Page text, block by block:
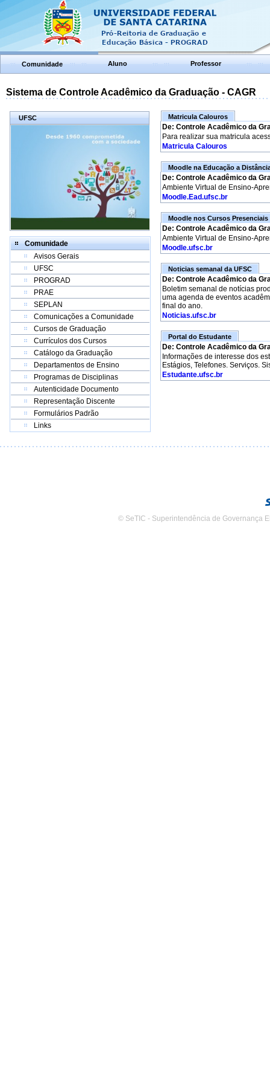
Comunidade Aluno Professor
Sistema de Controle Acadêmico da Graduação - CAGR
UFSC
Comunidade
Avisos Gerais
UFSC
PROGRAD
PRAE
SEPLAN
Comunicações a Comunidade
Cursos de Graduação
Currículos dos Cursos
Catálogo da Graduação
Departamentos de Ensino
Programas de Disciplinas
Autenticidade Documento
Representação Discente
Formulários Padrão
Links
Matricula Calouros
De: Controle Acadêmico da
Para realizar sua matricula
Matricula Calouros
Moodle na Educação a
De: Controle Acadêmico da
Ambiente Virtual de Ensino-
Moodle.Ead.ufsc.br
Moodle nos Cursos Presenciais
De: Controle Acadêmico da
Ambiente Virtual de Ensino-
Moodle.ufsc.br
Noticias semanal da UFSC
De: Controle Acadêmico da
Boletim semanal de notícias
uma agenda de eventos
final do ano.
Noticias.ufsc.br
Portal do Estudante
De: Controle Acadêmico da
Informações de interesse dos
Estágios, Telefones. Serviços.
Estudante.ufsc.br
© SeTIC - Superintendência de Governança